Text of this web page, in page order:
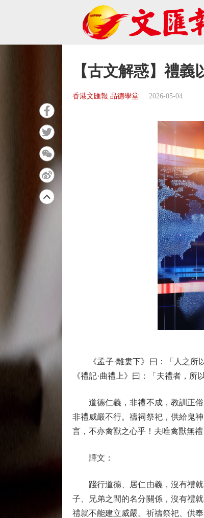
【古文解惑】禮
香港文匯報 品德學堂 2026-05-04
《孟子·離婁下》曰：「人之所以
《禮記·曲禮上》曰：「夫禮者，
道德仁義，非禮不成，教訓正俗
非禮威嚴不行。禱祠祭祀，供給鬼
言，不亦禽獸之心乎！夫唯禽獸無
譯文：
踐行道德、居仁由義，沒有禮就
子、兄弟之間的名分關係，沒有禮
禮就不能建立威嚴。祈禱祭祀、供